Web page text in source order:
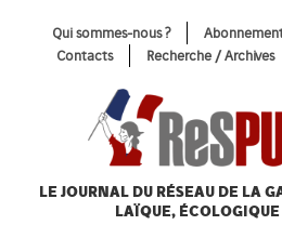
Qui sommes-nous ?
Contacts
Recherche / Archives
LE JOURNAL DU RÉSEAU DE LA
LAÏQUE,